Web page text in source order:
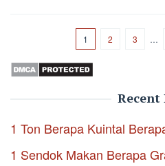
1 2 3 …
Recent
1 Ton Berapa Kuintal
1 Sendok Makan Berapa